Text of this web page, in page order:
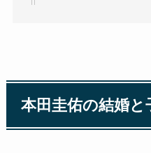
本田圭佑の結婚と